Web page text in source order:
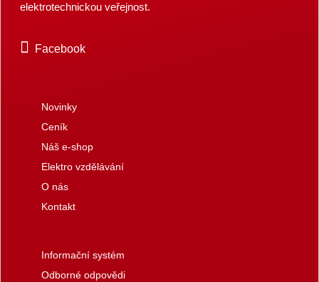
elektrotechnickou veřejnost.
Facebook
Novinky
Ceník
Náš e-shop
Elektro vzdělávání
O nás
Kontakt
Informační systém
Odborné odpovědi